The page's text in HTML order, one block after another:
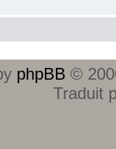
phpBB ©
Traduit